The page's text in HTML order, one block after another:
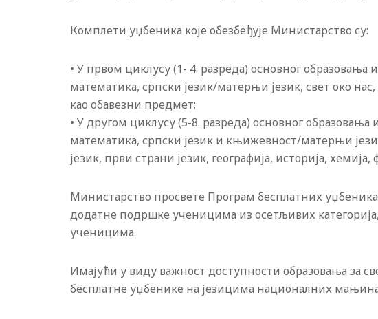
Комплети уџбеника које обезбеђује Министарство су:
• У првом циклусу (1- 4. разреда) основног образовања
математика, српски језик/матерњи језик, свет око
као обавезни предмет;
• У другом циклусу (5-8. разреда) основног
математика, српски језик и књижевност/матерњи
језик, први страни језик, географија, историја, хемија,
Министарство просвете Програм бесплатних
додатне подршке ученицима из осетљивих
ученицима.
Имајући у виду важност доступности образовања за
бесплатне уџбенике на језицима националних мањина